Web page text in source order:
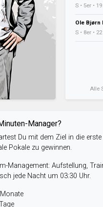
S • 5er •
Ole Bjørn
S • 8er •
Alle
Manager?
Du mit dem Ziel in die
Pokale zu gewinnen.
Management: Aufstellung,
jede Nacht um 03:30 Uhr.